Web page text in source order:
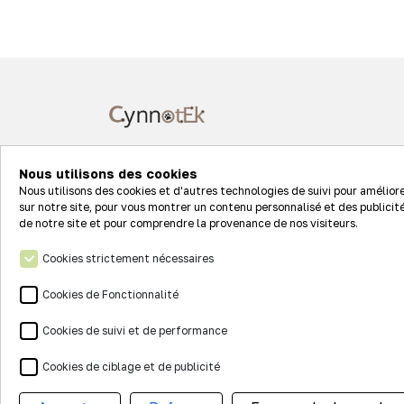
68127 STE CROIX EN PLAINE
Suivez-nous sur les réseaux
Nous utilisons des cookies
Nous utilisons des cookies et d'autres technologies de suivi pour
sur notre site, pour vous montrer un contenu personnalisé et des
de notre site et pour comprendre la provenance de nos visiteurs.
Cookies strictement nécessaires
Cookies de Fonctionnalité
Cookies de suivi et de performance
Cookies de ciblage et de publicité